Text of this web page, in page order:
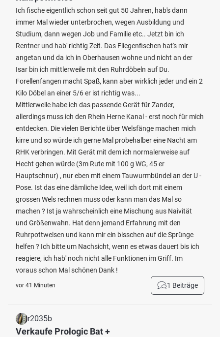
Ich fische eigentlich schon seit gut 50 Jahren, hab's dann
immer Mal wieder unterbrochen, wegen Ausbildung und
Studium, dann wegen Job und Familie etc.. Jetzt bin ich
Rentner und hab' richtig Zeit. Das Fliegenfischen hat's mir
angetan und da ich in Oberhausen wohne und nicht an der
Isar bin ich mittlerweile mit den Ruhrdöbeln auf Du.
Forellenfangen macht Spaß, kann aber wirklich jeder und ein 2
Kilo Döbel an einer 5/6 er ist richtig was...
Mittlerweile habe ich das passende Gerät für Zander,
allerdings muss ich den Rhein Herne Kanal - erst noch für mich
entdecken. Die vielen Berichte über Welsfänge machen mich
kirre und so würde ich gerne Mal probehalber eine Nacht am
RHK verbringen. Mit Gerät mit dem ich normalerweise auf
Hecht gehen würde (3m Rute mit 100 g WG, 45 er
Hauptschnur) , nur eben mit einem Tauwurmbündel an der U -
Pose. Ist das eine dämliche Idee, weil ich dort mit einem
grossen Wels rechnen muss oder kann man das Mal so
machen ? Ist ja wahrscheinlich eine Mischung aus Naivität
und Größenwahn. Hat denn jemand Erfahrung mit den
Ruhrpottwelsen und kann mir ein bisschen auf die Sprünge
helfen ? Ich bitte um Nachsicht, wenn es etwas dauert bis ich
reagiere, ich hab' noch nicht alle Funktionen im Griff. Im
voraus schon Mal schönen Dank !
vor 41 Minuten 1 Beiträge
r2035b
Verkaufe Prologic Bat +